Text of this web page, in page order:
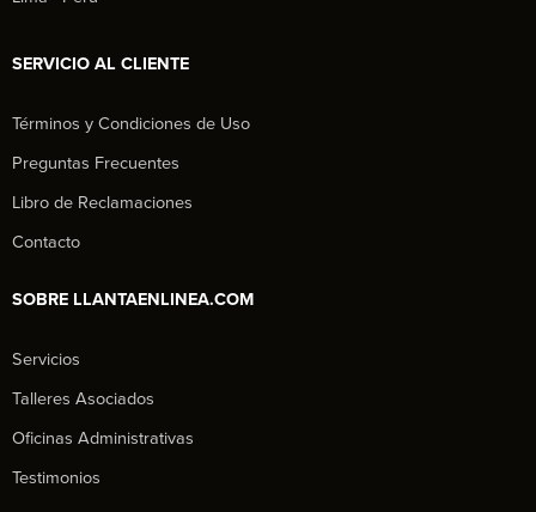
SERVICIO AL CLIENTE
Términos y Condiciones de Uso
Preguntas Frecuentes
Libro de Reclamaciones
Contacto
SOBRE LLANTAENLINEA.COM
Servicios
Talleres Asociados
Oficinas Administrativas
Testimonios